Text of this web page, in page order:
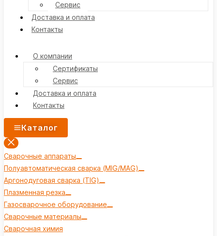
Сервис
Доставка и оплата
Контакты
О компании
Сертификаты
Сервис
Доставка и оплата
Контакты
Каталог
Сварочные аппараты
Полуавтоматическая сварка (MIG/MAG)
Аргонодуговая сварка (TIG)
Плазменная резка
Газосварочное оборудование
Сварочные материалы
Сварочная химия